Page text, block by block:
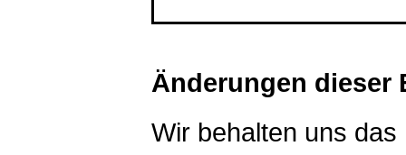
Änderungen dieser
Wir behalten uns